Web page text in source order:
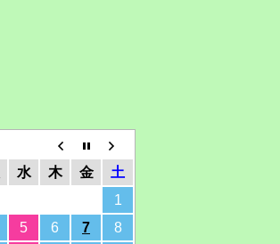
水 木 金
土
1
5 6 7
8